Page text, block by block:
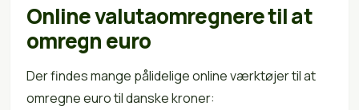
Online valutaomregnere til at
omregn euro
Der findes mange pålidelige online værktøjer til at
omregne euro til danske kroner: